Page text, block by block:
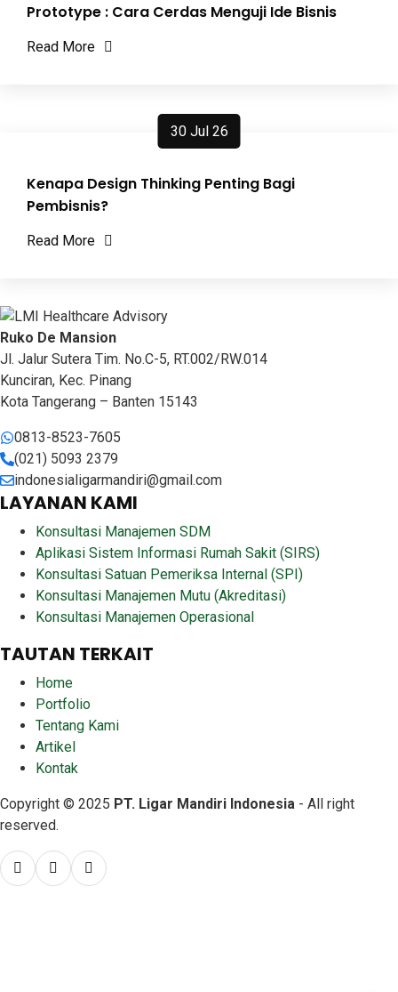
Prototype : Cara Cerdas Menguji Ide Bisnis
Read More
30 Jul 26
Kenapa Design Thinking Penting Bagi
Pembisnis?
Read More
Ruko De Mansion
Jl. Jalur Sutera Tim. No.C-5, RT.002/RW.014
Kunciran, Kec. Pinang
Kota Tangerang – Banten 15143
0813-8523-7605
(021) 5093 2379
indonesialigarmandiri@gmail.com
LAYANAN KAMI
Konsultasi Manajemen SDM
Aplikasi Sistem Informasi Rumah Sakit (SIRS)
Konsultasi Satuan Pemeriksa Internal (SPI)
Konsultasi Manajemen Mutu (Akreditasi)
Konsultasi Manajemen Operasional
TAUTAN TERKAIT
Home
Portfolio
Tentang Kami
Artikel
Kontak
Copyright © 2025 PT. Ligar Mandiri Indonesia - All right
reserved.